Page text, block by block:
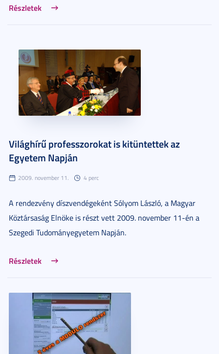
Részletek
Világhírű professzorokat is kitüntettek az
Egyetem Napján
2009. november 11. 4 perc
A rendezvény díszvendégeként Sólyom László, a Magyar
Köztársaság Elnöke is részt vett 2009. november 11-én a
Szegedi Tudományegyetem Napján.
Részletek